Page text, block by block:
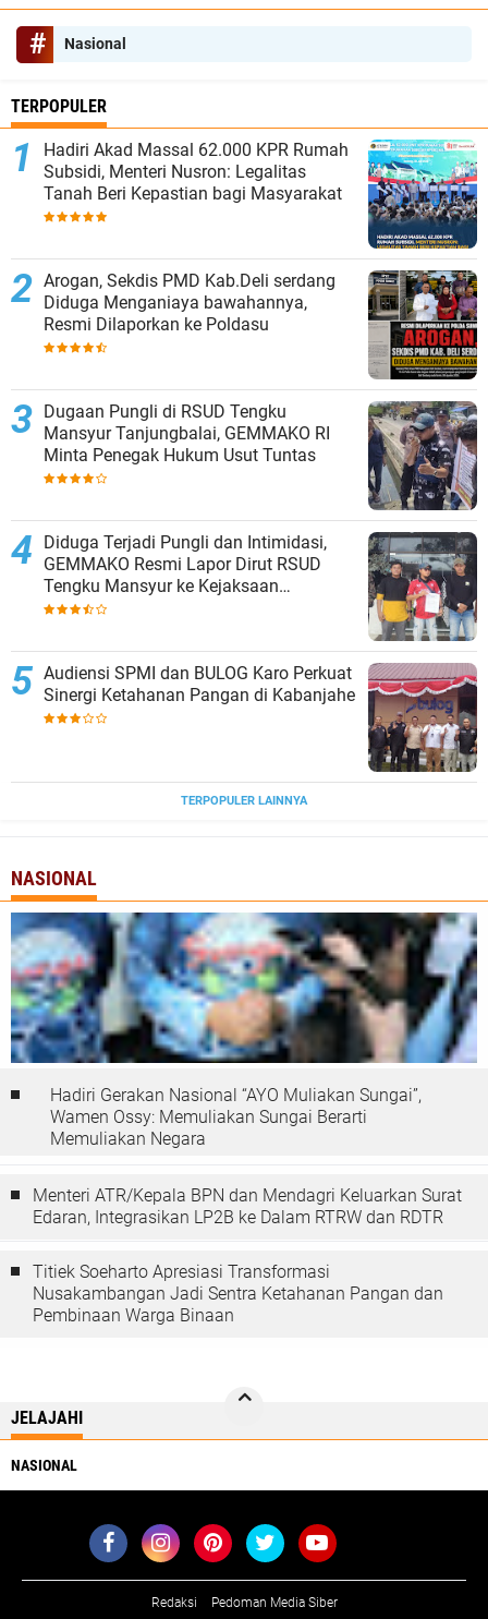
Nasional
TERPOPULER
Hadiri Akad Massal 62.000 KPR Rumah
Subsidi, Menteri Nusron: Legalitas
Tanah Beri Kepastian bagi Masyarakat
‎Arogan, Sekdis PMD Kab.Deli serdang
Diduga Menganiaya bawahannya,
Resmi Dilaporkan ke Poldasu
Dugaan Pungli di RSUD Tengku
Mansyur Tanjungbalai, GEMMAKO RI
Minta Penegak Hukum Usut Tuntas
Diduga Terjadi Pungli dan Intimidasi,
GEMMAKO Resmi Lapor Dirut RSUD
Tengku Mansyur ke Kejaksaan
Tanjungbalai
Audiensi SPMI dan BULOG Karo Perkuat
Sinergi Ketahanan Pangan di Kabanjahe
TERPOPULER LAINNYA
NASIONAL
Hadiri Gerakan Nasional “AYO Muliakan Sungai”,
Wamen Ossy: Memuliakan Sungai Berarti
Memuliakan Negara
Menteri ATR/Kepala BPN dan Mendagri Keluarkan Surat
Edaran, Integrasikan LP2B ke Dalam RTRW dan RDTR
Titiek Soeharto Apresiasi Transformasi
Nusakambangan Jadi Sentra Ketahanan Pangan dan
Pembinaan Warga Binaan
JELAJAHI
NASIONAL
Redaksi Pedoman Media Siber